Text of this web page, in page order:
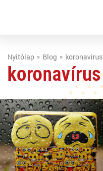
Nyitólap Blog koronavírus
koronavírus